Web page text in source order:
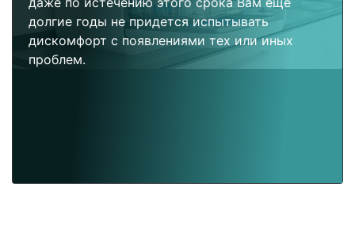
долгие годы не придется испытывать
дискомфорт с появлениями тех или иных
проблем.